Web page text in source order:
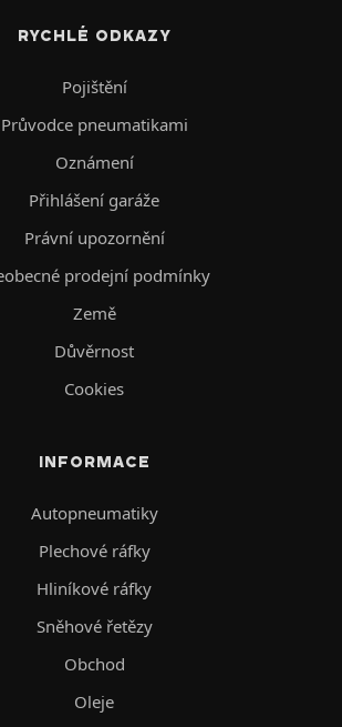
RYCHLÉ ODKAZY
Pojištění
Průvodce pneumatikami
Oznámení
Přihlášení garáže
Právní upozornění
prodejní podmínky
Země
Důvěrnost
Cookies
INFORMACE
Autopneumatiky
Plechové ráfky
Hliníkové ráfky
Sněhové řetězy
Obchod
Oleje